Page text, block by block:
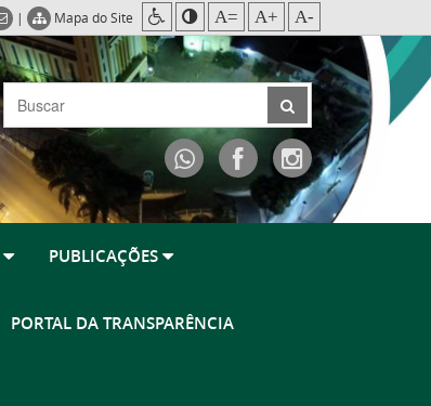
| Mapa do Site A= A+ A-
PUBLICAÇÕES
PORTAL DA TRANSPARÊNCIA